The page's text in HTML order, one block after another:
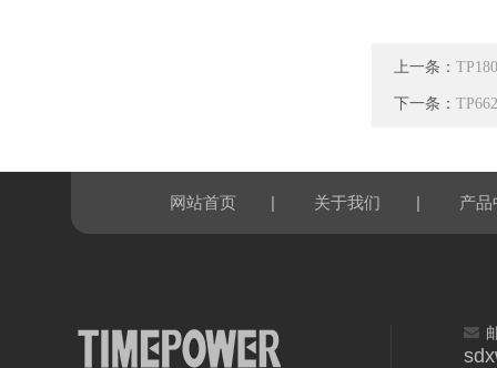
上一条：
下一条：
网站首页 | 关于我们 | 产品